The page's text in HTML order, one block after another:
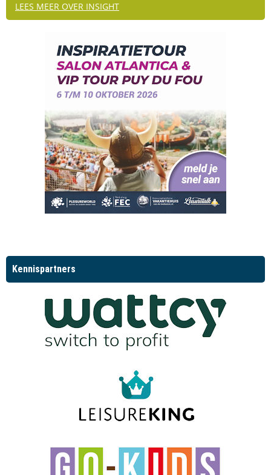
LEES MEER OVER INSIGHT
Kennispartners